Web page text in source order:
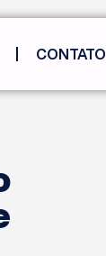
CONTATO